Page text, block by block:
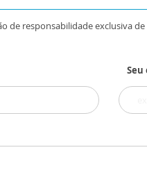
de responsabilidade exclusiva
Seu